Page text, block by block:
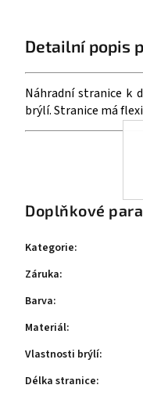
Detailní popis
Náhradní stranice k
brýlí. Stranice má
Doplňkové
Kategorie:
Záruka:
Barva:
Materiál:
Vlastnosti brýlí:
Délka stranice: